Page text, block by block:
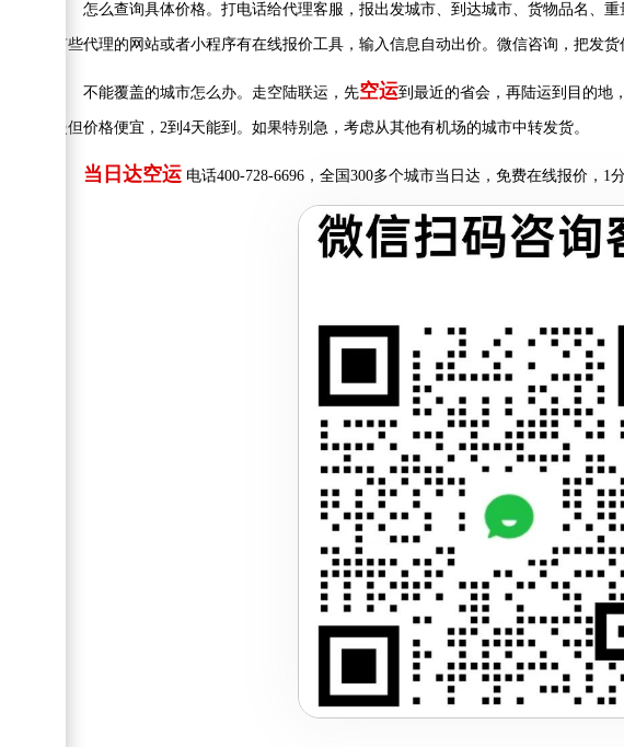
怎么查询具体价格。打电话给代理客服，报出发城市、到达城市、货物品名、重
有些代理的网站或者小程序有在线报价工具，输入信息自动出价。微信咨询，把发
不能覆盖的城市怎么办。走空陆联运，先空运到最近的省会，再陆运到目的地
慢但价格便宜，2到4天能到。如果特别急，考虑从其他有机场的城市中转发货。
当日达空运 电话400-728-6696，全国300多个城市当日达，免费在线报价，1